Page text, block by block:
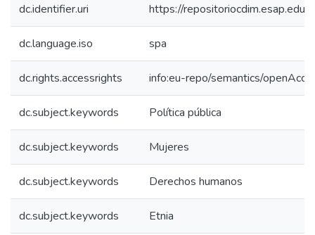
dc.identifier.uri https://
dc.language.iso spa
dc.rights.accessrights info:eu-repo/semantics/
dc.subject.keywords Política pública
dc.subject.keywords Mujeres
dc.subject.keywords Derechos humanos
dc.subject.keywords Etnia